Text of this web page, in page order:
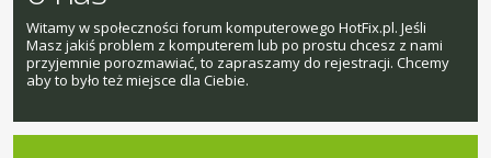
Witamy w społeczności forum komputerowego HotFix.pl. Jeśli
Masz jakiś problem z komputerem lub po prostu chcesz z nami
przyjemnie porozmawiać, to zapraszamy do rejestracji. Chcemy
aby to było też miejsce dla Ciebie.